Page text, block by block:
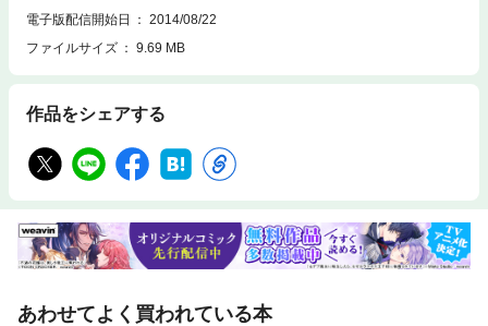
電子版配信開始日
2014/08/22
ファイルサイズ
9.69 MB
作品をシェアする
あわせてよく買われている本